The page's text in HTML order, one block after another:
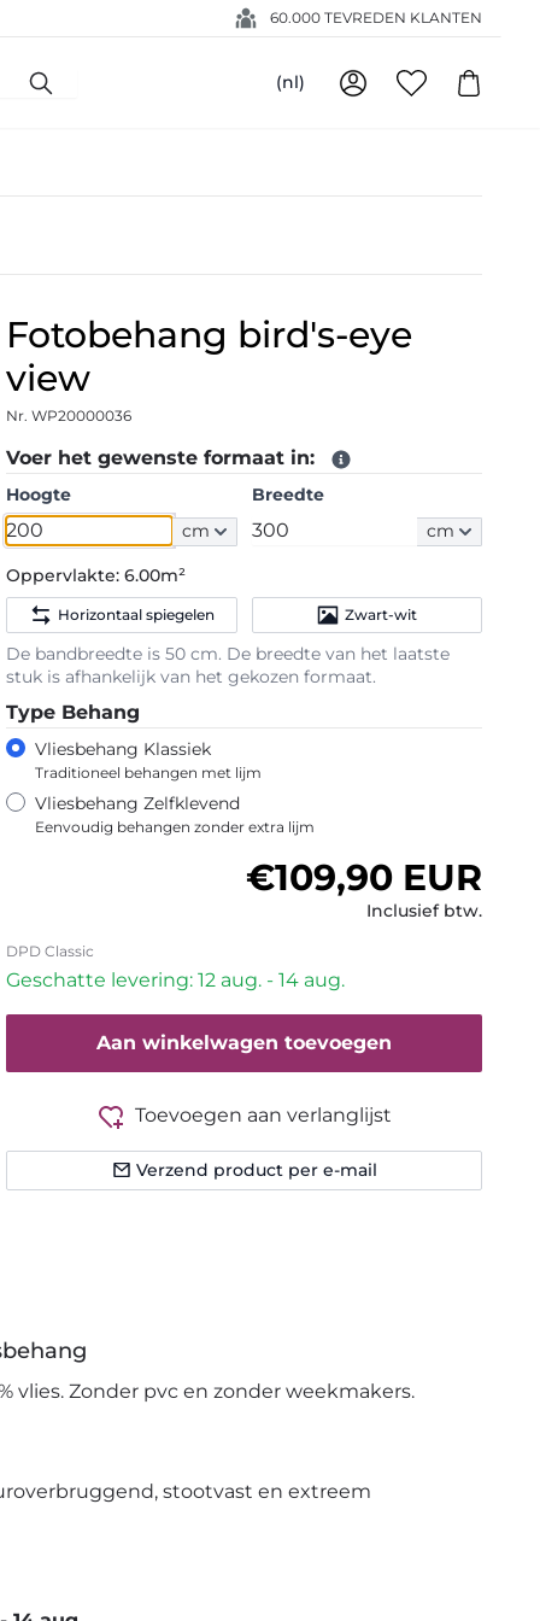
60.000 TEVREDEN KLANTEN
(nl)
Fotobehang bird's-eye
view
Nr. WP20000036
Voer het gewenste formaat in:
Hoogte
cm
Breedte
cm
Oppervlakte:6.00m²
Horizontaal spiegelen Zwart-wit
De bandbreedte is 50 cm. De breedte van het laatste
stuk is afhankelijk van het gekozen formaat.
Type Behang
Vliesbehang Klassiek
Traditioneel behangen met lijm
Vliesbehang Zelfklevend
Eenvoudig behangen zonder extra lijm
Normale prijs
€109,90 EUR
Inclusief btw.
DPD Classic
Geschatte levering: 12 aug. - 14 aug.
Aan winkelwagen toevoegen
Toevoegen aan verlanglijst
Verzend product per e-mail
vlies. Zonder pvc en zonder weekmakers.
stootvast en extreem